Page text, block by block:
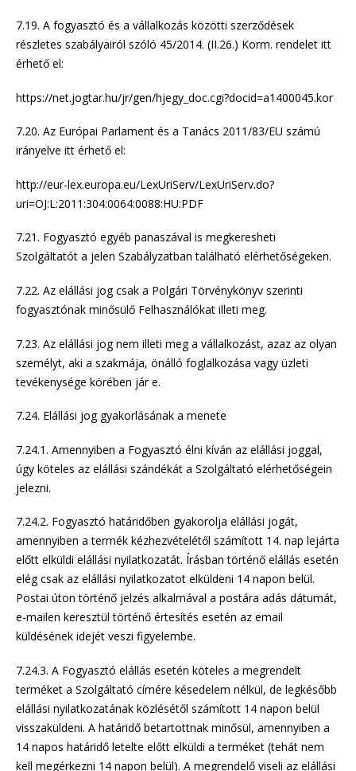
7.19. A fogyasztó és a vállalkozás közötti szerződések
részletes szabályairól szóló 45/2014. (II.26.) Korm. rendelet itt
érhető el:
https://net.jogtar.hu/jr/gen/hjegy_doc.cgi?docid=a1400045.kor
7.20. Az Európai Parlament és a Tanács 2011/83/EU számú
irányelve itt érhető el:
http://eur-lex.europa.eu/LexUriServ/LexUriServ.do?
uri=OJ:L:2011:304:0064:0088:HU:PDF
7.21. Fogyasztó egyéb panaszával is megkeresheti
Szolgáltatót a jelen Szabályzatban található elérhetőségeken.
7.22. Az elállási jog csak a Polgári Törvénykönyv szerinti
fogyasztónak minősülő Felhasználókat illeti meg.
7.23. Az elállási jog nem illeti meg a vállalkozást, azaz az olyan
személyt, aki a szakmája, önálló foglalkozása vagy üzleti
tevékenysége körében jár e.
7.24. Elállási jog gyakorlásának a menete
7.24.1. Amennyiben a Fogyasztó élni kíván az elállási joggal,
úgy köteles az elállási szándékát a Szolgáltató elérhetőségein
jelezni.
7.24.2. Fogyasztó határidőben gyakorolja elállási jogát,
amennyiben a termék kézhezvételétől számított 14. nap lejárta
előtt elküldi elállási nyilatkozatát. Írásban történő elállás esetén
elég csak az elállási nyilatkozatot elküldeni 14 napon belül.
Postai úton történő jelzés alkalmával a postára adás dátumát,
e-mailen keresztül történő értesítés esetén az email
küldésének idejét veszi figyelembe.
7.24.3. A Fogyasztó elállás esetén köteles a megrendelt
terméket a Szolgáltató címére késedelem nélkül, de legkésőbb
elállási nyilatkozatának közlésétől számított 14 napon belül
visszaküldeni. A határidő betartottnak minősül, amennyiben a
14 napos határidő letelte előtt elküldi a terméket (tehát nem
kell megérkezni 14 napon belül). A megrendelő viseli az elállási